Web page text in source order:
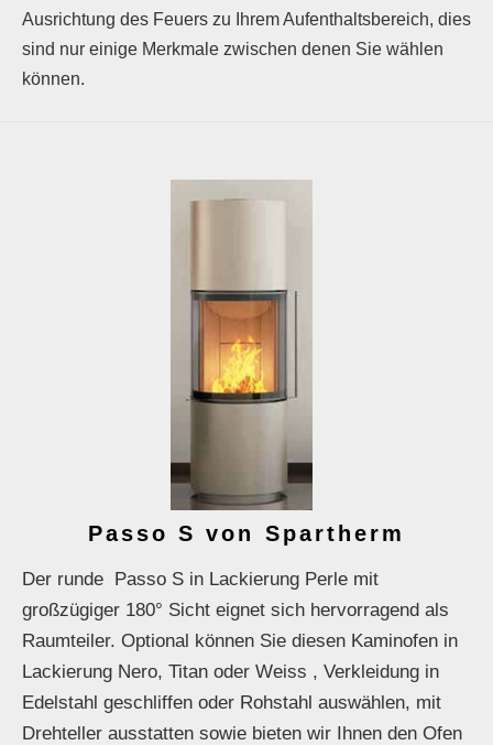
Ausrichtung des Feuers zu Ihrem Aufenthaltsbereich, dies
sind nur einige Merkmale zwischen denen Sie wählen
können.
Passo S von Spartherm
Der runde Passo S in Lackierung Perle mit
großzügiger 180° Sicht eignet sich hervorragend als
Raumteiler. Optional können Sie diesen Kaminofen in
Lackierung Nero, Titan oder Weiss , Verkleidung in
Edelstahl geschliffen oder Rohstahl auswählen, mit
Drehteller ausstatten sowie bieten wir Ihnen den Ofen